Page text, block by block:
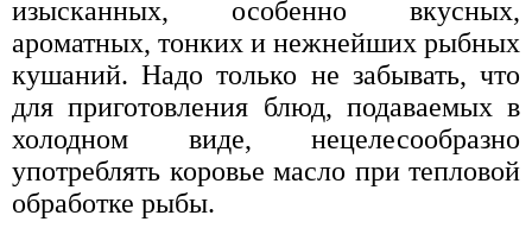
изысканных, особенно вкусных,
ароматных, тонких и нежнейших рыбных
кушаний. Надо только не забывать, что
для приготовления блюд, подаваемых в
холодном виде, нецелесообразно
употреблять коровье масло при тепловой
обработке рыбы.